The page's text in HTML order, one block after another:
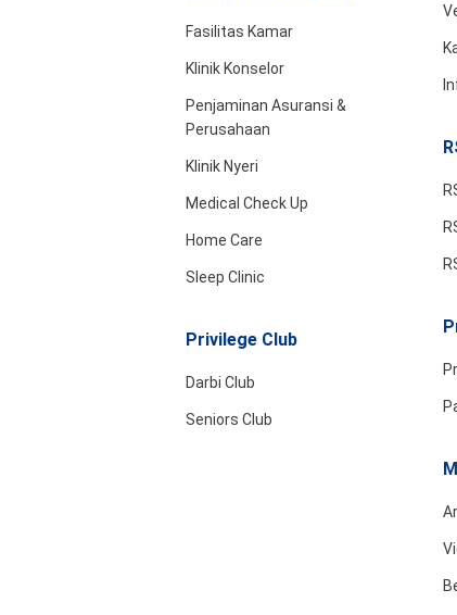
Fasilitas Kamar
Klinik Konselor
Penjaminan Asuransi &
Perusahaan
Klinik Nyeri
Medical Check Up
Home Care
Sleep Clinic
Privilege Club
Darbi Club
Seniors Club